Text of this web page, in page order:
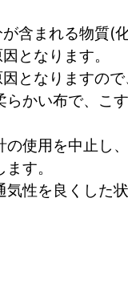
含まれる物質(
となります。
となりますので
かい布で、こ
使用を中止し
す。
性を良くした